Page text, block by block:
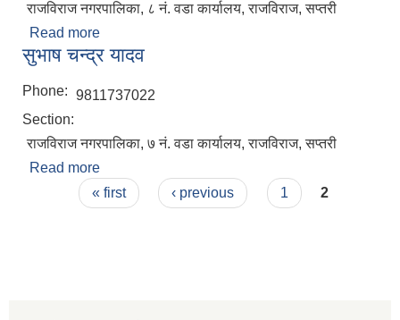
राजविराज नगरपालिका, ८ नं. वडा कार्यालय, राजविराज, सप्तरी
Read more
सुभाष चन्द्र यादव
Phone: 9811737022
Section:
राजविराज नगरपालिका, ७ नं. वडा कार्यालय, राजविराज, सप्तरी
Read more
Pages« first ‹ previous 1 2